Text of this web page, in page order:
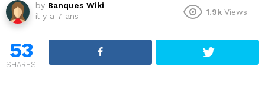
by Banques Wiki
il y a 7 ans
1.9k Views
53
SHARES